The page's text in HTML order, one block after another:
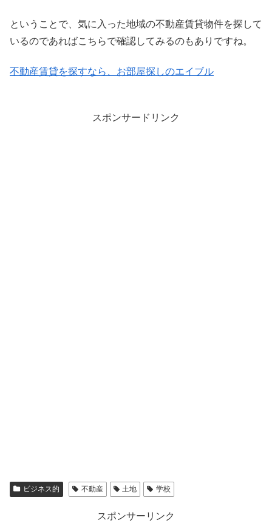
ということで、気に入った地域の不動産賃貸物件を探して
いるのであればこちらで確認してみるのもありですね。
不動産賃貸を探すなら、お部屋探しのエイブル
スポンサードリンク
ビジネス的 不動産 土地 学校
スポンサーリンク